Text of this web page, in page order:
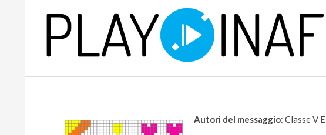
P
Autori del messaggio: Classe V E